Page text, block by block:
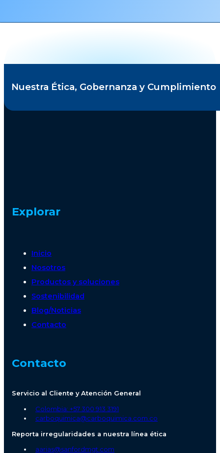
Nuestra Ética, Gobernanza y Cumplimiento
Explorar
Inicio
Nosotros
Productos y soluciones
Sostenibilidad
Blog/Noticias
Contacto
Contacto
Servicio al Cliente y Atención General
Colombia: +57 300 913 3191
carboquimica@carboquimica.com.co
Reporta irregularidades a nuestra línea ética
aarias@sanfordmgt.com